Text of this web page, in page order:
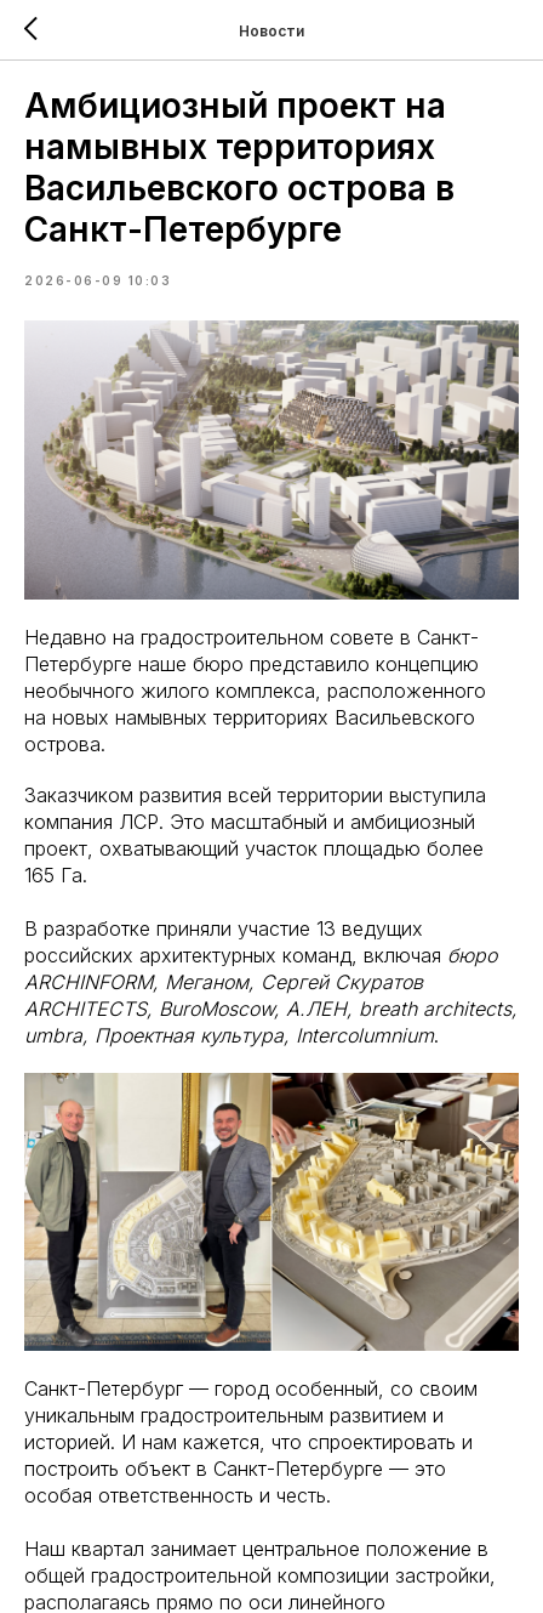
Новости
Амбициозный проект на
намывных территориях
Васильевского острова в
Санкт-Петербурге
2026-06-09 10:03
Недавно на градостроительном совете в Санкт-
Петербурге наше бюро представило концепцию
необычного жилого комплекса, расположенного
на новых намывных территориях Васильевского
острова.
Заказчиком развития всей территории выступила
компания ЛСР. Это масштабный и амбициозный
проект, охватывающий участок площадью более
165 Га.
В разработке приняли участие 13 ведущих
российских архитектурных команд, включая бюро
ARCHINFORM, Меганом, Сергей Скуратов
ARCHITECTS, BuroMoscow, А.ЛЕН, breath architects,
umbra, Проектная культура, Intercolumnium.
Санкт-Петербург — город особенный, со своим
уникальным градостроительным развитием и
историей. И нам кажется, что спроектировать и
построить объект в Санкт-Петербурге — это
особая ответственность и честь.
Наш квартал занимает центральное положение в
общей градостроительной композиции застройки,
располагаясь прямо по оси линейного